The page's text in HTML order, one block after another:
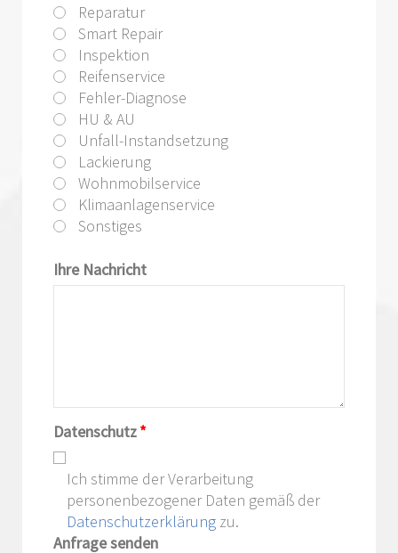
Reparatur
Smart Repair
Inspektion
Reifenservice
Fehler-Diagnose
HU & AU
Unfall-Instandsetzung
Lackierung
Wohnmobilservice
Klimaanlagenservice
Sonstiges
Ihre Nachricht
Datenschutz*
Ich stimme der Verarbeitung
personenbezogener Daten gemäß der
Datenschutzerklärung zu.
Anfrage senden